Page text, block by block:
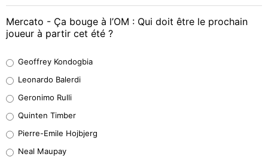
Mercato - Ça bouge à l’OM : Qui doit être le prochain
joueur à partir cet été ?
38%
32%
5%
Geoffrey Kondogbia
Leonardo Balerdi
Geronimo Rulli
Quinten Timber
Pierre-Emile Hojbjerg
Neal Maupay